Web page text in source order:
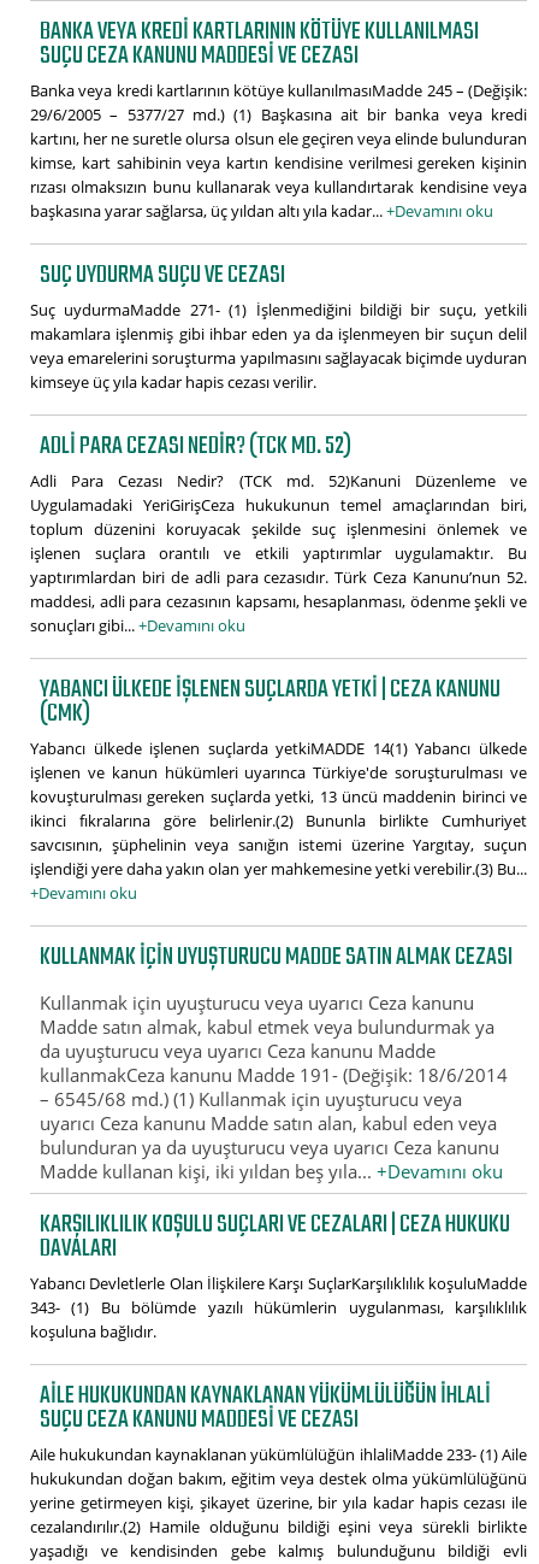
BANKA VEYA KREDI KARTLARININ KÖTÜYE KULLANILMASI
SUÇU CEZA KANUNU MADDESI VE CEZASI
Banka veya kredi kartlarının kötüye kullanılmasıMadde 245 – (Değişik:
29/6/2005 – 5377/27 md.) (1) Başkasına ait bir banka veya kredi
kartını, her ne suretle olursa olsun ele geçiren veya elinde bulunduran
kimse, kart sahibinin veya kartın kendisine verilmesi gereken kişinin
rızası olmaksızın bunu kullanarak veya kullandırtarak kendisine veya
başkasına yarar sağlarsa, üç yıldan altı yıla kadar...+Devamını oku
SUÇ UYDURMA SUÇU VE CEZASI
Suç uydurmaMadde 271- (1) İşlenmediğini bildiği bir suçu, yetkili
makamlara işlenmiş gibi ihbar eden ya da işlenmeyen bir suçun delil
veya emarelerini soruşturma yapılmasını sağlayacak biçimde uyduran
kimseye üç yıla kadar hapis cezası verilir.
ADLI PARA CEZASI NEDIR? (TCK MD. 52)
Adli Para Cezası Nedir? (TCK md. 52)Kanuni Düzenleme ve
Uygulamadaki YeriGirişCeza hukukunun temel amaçlarından biri,
toplum düzenini koruyacak şekilde suç işlenmesini önlemek ve
işlenen suçlara orantılı ve etkili yaptırımlar uygulamaktır. Bu
yaptırımlardan biri de adli para cezasıdır. Türk Ceza Kanunu’nun 52.
maddesi, adli para cezasının kapsamı, hesaplanması, ödenme şekli ve
sonuçları gibi...+Devamını oku
YABANCI ÜLKEDE IŞLENEN SUÇLARDA YETKI | CEZA KANUNU
(CMK)
Yabancı ülkede işlenen suçlarda yetkiMADDE 14(1) Yabancı ülkede
işlenen ve kanun hükümleri uyarınca Türkiye'de soruşturulması ve
kovuşturulması gereken suçlarda yetki, 13 üncü maddenin birinci ve
ikinci fıkralarına göre belirlenir.(2) Bununla birlikte Cumhuriyet
savcısının, şüphelinin veya sanığın istemi üzerine Yargıtay, suçun
işlendiği yere daha yakın olan yer mahkemesine yetki verebilir.(3) Bu...
+Devamını oku
KULLANMAK IÇIN UYUŞTURUCU MADDE SATIN ALMAK CEZASI
Kullanmak için uyuşturucu veya uyarıcı Ceza kanunu
Madde satın almak, kabul etmek veya bulundurmak ya
da uyuşturucu veya uyarıcı Ceza kanunu Madde
kullanmakCeza kanunu Madde 191- (Değişik: 18/6/2014
– 6545/68 md.) (1) Kullanmak için uyuşturucu veya
uyarıcı Ceza kanunu Madde satın alan, kabul eden veya
bulunduran ya da uyuşturucu veya uyarıcı Ceza kanunu
Madde kullanan kişi, iki yıldan beş yıla...+Devamını oku
KARŞILIKLILIK KOŞULU SUÇLARI VE CEZALARI | CEZA HUKUKU
DAVALARI
Yabancı Devletlerle Olan İlişkilere Karşı SuçlarKarşılıklılık koşuluMadde
343- (1) Bu bölümde yazılı hükümlerin uygulanması, karşılıklılık
koşuluna bağlıdır.
AILE HUKUKUNDAN KAYNAKLANAN YÜKÜMLÜLÜĞÜN IHLALI
SUÇU CEZA KANUNU MADDESI VE CEZASI
Aile hukukundan kaynaklanan yükümlülüğün ihlaliMadde 233- (1) Aile
hukukundan doğan bakım, eğitim veya destek olma yükümlülüğünü
yerine getirmeyen kişi, şikayet üzerine, bir yıla kadar hapis cezası ile
cezalandırılır.(2) Hamile olduğunu bildiği eşini veya sürekli birlikte
yaşadığı ve kendisinden gebe kalmış bulunduğunu bildiği evli